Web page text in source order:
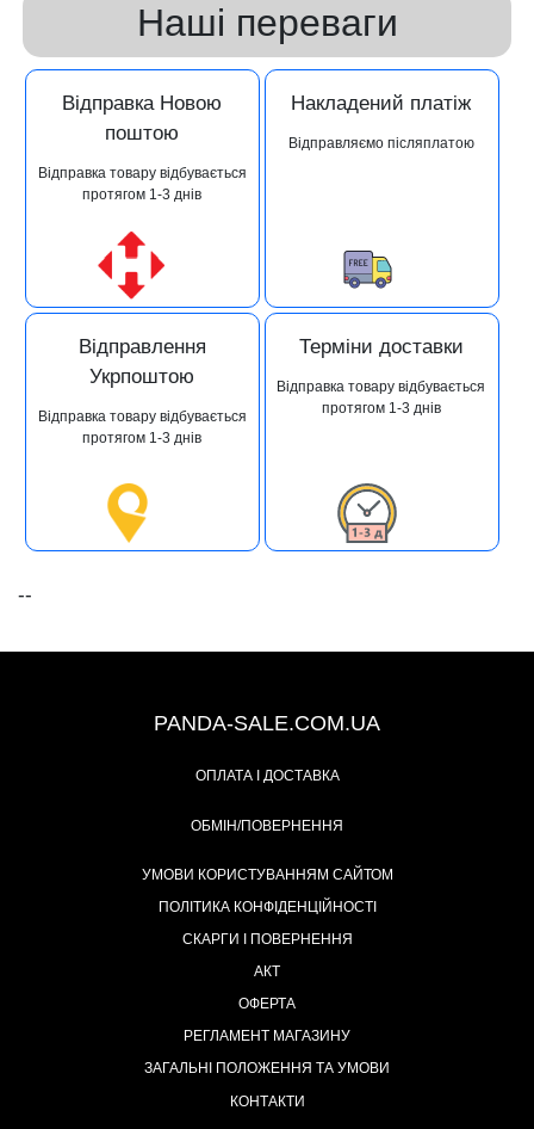
Наші переваги
Відправка Новою
поштою
Відправка товару відбувається
протягом 1-3 днів
Накладений платіж
Відправляємо післяплатою
Відправлення
Укрпоштою
Відправка товару відбувається
протягом 1-3 днів
Терміни доставки
Відправка товару відбувається
протягом 1-3 днів
--
PANDA-SALE.COM.UA
ОПЛАТА І ДОСТАВКА
ОБМІН/ПОВЕРНЕННЯ
УМОВИ КОРИСТУВАННЯМ САЙТОМ
ПОЛІТИКА КОНФІДЕНЦІЙНОСТІ
СКАРГИ І ПОВЕРНЕННЯ
АКТ
ОФЕРТА
РЕГЛАМЕНТ МАГАЗИНУ
ЗАГАЛЬНІ ПОЛОЖЕННЯ ТА УМОВИ
КОНТАКТИ